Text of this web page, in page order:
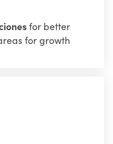
for better
for growth